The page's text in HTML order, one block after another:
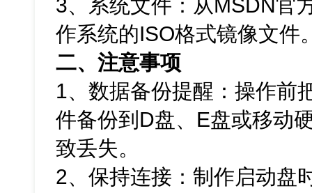
3、系统文件：从MSDN官
作系统的ISO格式镜像文件
二、注意事项
1、数据备份提醒：操作前
件备份到D盘、E盘或移动
致丢失。
2、保持连接：制作启动盘